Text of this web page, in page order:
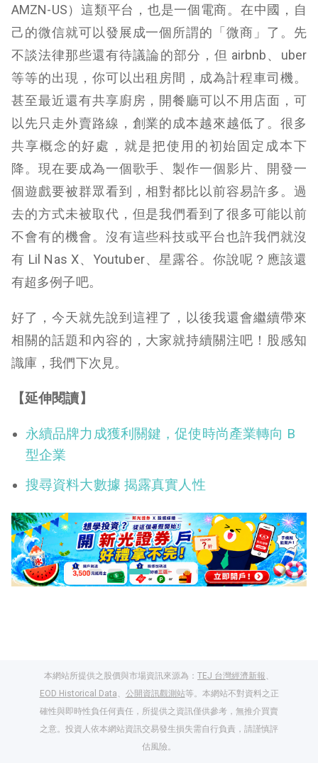
AMZN-US）這類平台，也是一個電商。在中國，自
己的微信就可以發展成一個所謂的「微商」了。先
不談法律那些還有待議論的部分，但 airbnb、uber
等等的出現，你可以出租房間，成為計程車司機。
甚至最近還有共享廚房，開餐廳可以不用店面，可
以先只走外賣路線，創業的成本越來越低了。很多
共享概念的好處，就是把使用的初始固定成本下
降。現在要成為一個歌手、製作一個影片、開發一
個遊戲要被群眾看到，相對都比以前容易許多。過
去的方式未被取代，但是我們看到了很多可能以前
不會有的機會。沒有這些科技或平台也許我們就沒
有 Lil Nas X、Youtuber、星露谷。你說呢？應該還
有超多例子吧。
好了，今天就先說到這裡了，以後我還會繼續帶來
相關的話題和內容的，大家就持續關注吧！股感知
識庫，我們下次見。
【延伸閱讀】
永續品牌力成獲利關鍵，促使時尚產業轉向 B
型企業
搜尋資料大數據 揭露真實人性
本網站所提供之股價與市場資訊來源為： TEJ 台灣經濟新報、
EOD Historical Data、 公開資訊觀測站等。本網站不對資料之正
確性與即時性負任何責任，所提供之資訊僅供參考，無推介買賣
之意。投資人依本網站資訊交易發生損失需自行負責，請謹慎評
估風險。